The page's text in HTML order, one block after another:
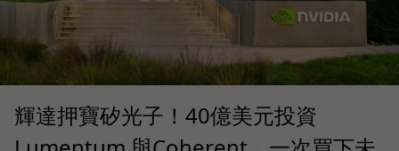
輝達押寶矽光子！40億美元投資